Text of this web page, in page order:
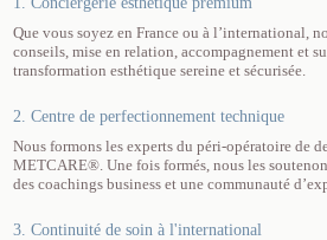
Que vous soyez en France ou à l’international,
conseils, mise en relation, accompagnement et
transformation esthétique sereine et sécurisée.
2. Centre de perfectionnement technique
Nous formons les experts du péri-opératoire de
METCARE®. Une fois formés, nous les
des coachings business et une communauté
3. Continuité de soin à l'international